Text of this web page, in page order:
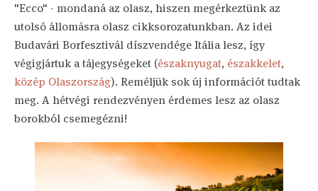
"Ecco" - mondaná az olasz, hiszen megérkeztünk az
utolsó állomásra olasz cikksorozatunkban. Az idei
Budavári Borfesztivál díszvendége Itália lesz, így
végigjártuk a tájegységeket (északnyugat, északkelet,
közép Olaszország). Reméljük sok új információt tudtak
meg. A hétvégi rendezvényen érdemes lesz az olasz
borokból csemegézni!